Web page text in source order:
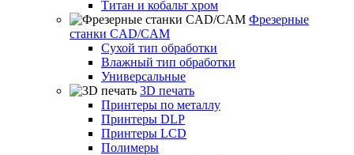
Титан и кобальт хром
Фрезерные
станки CAD/CAM
Сухой тип обработки
Влажный тип обработки
Универсальные
3D печать
Принтеры по металлу
Принтеры DLP
Принтеры LCD
Полимеры